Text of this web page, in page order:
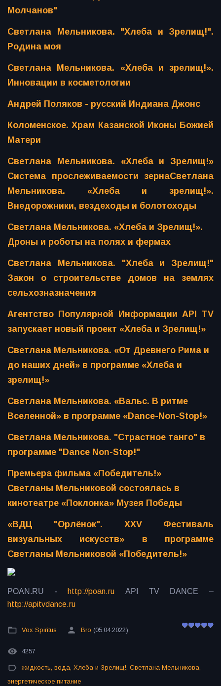
Молчанов"
Светлана Мельникова. "Хлеба и Зрелищ!".
Родина моя
Светлана Мельникова. «Хлеба и зрелищ!».
Инновации в косметологии
Андрей Поляков - русский Индиана Джонс
Коломенское. Храм Казанской Иконы Божией
Матери
Светлана Мельникова. «Хлеба и Зрелищ!»
Система прослеживаемости зернаСветлана
Мельникова. «Хлеба и зрелищ!».
Внедорожники, вездеходы и болотоходы
Светлана Мельникова. «Хлеба и Зрелищ!».
Дроны и роботы на полях и фермах
Светлана Мельникова. "Хлеба и Зрелищ!"
Закон о строительстве домов на землях
сельхозназначения
Агентство Популярной Информации API TV
запускает новый проект «Хлеба и Зрелищ!»
Светлана Мельникова. «От Древнего Рима и
до наших дней» в программе «Хлеба и
зрелищ!»
Светлана Мельникова. «Вальс. В ритме
Вселенной» в программе «Dance-Non-Stop!»
Светлана Мельникова. "Страстное танго" в
программе "Dance Non-Stop!"
Премьера фильма «Победитель!»
Светланы Мельниковой состоялась в
кинотеатре «Поклонка» Музея Победы
«ВДЦ "Орлёнок". XXV Фестиваль
визуальных искусств» в программе
Светланы Мельниковой «Победитель!»
POAN.RU - http://poan.ru API TV DANCE –
http://apitvdance.ru
Vox Spiritus Bro (05.04.2022)
4257
жидкость, вода, Хлеба и Зрелищ!, Светлана Мельникова,
энергетическое питание